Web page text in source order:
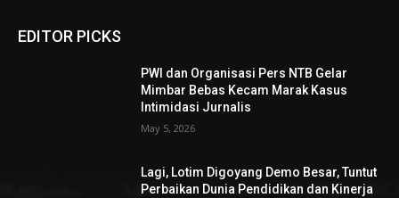
EDITOR PICKS
PWI dan Organisasi Pers NTB Gelar
Mimbar Bebas Kecam Marak Kasus
Intimidasi Jurnalis
May 5, 2026
Lagi, Lotim Digoyang Demo Besar, Tuntut
Perbaikan Dunia Pendidikan dan Kinerja